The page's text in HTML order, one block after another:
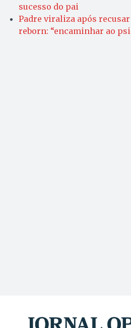
sucesso do pai
Padre viraliza após recusar
reborn: “encaminhar ao